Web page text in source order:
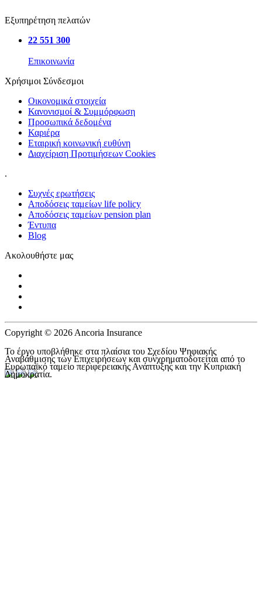
Εξυπηρέτηση πελατών
22 551 300
Επικοινωνία
Χρήσιμοι Σύνδεσμοι
Οικονομικά στοιχεία
Κανονισμοί & Συμμόρφωση
Προσωπικά δεδομένα
Καριέρα
Εταιρική κοινωνική ευθύνη
Διαχείριση Προτιμήσεων Cookies
.
Συχνές ερωτήσεις
Αποδόσεις ταμείων life policy
Αποδόσεις ταμείων pension plan
Έντυπα
Blog
Ακολουθήστε μας
Copyright © 2026 Ancoria Insurance
Το έργο υποβλήθηκε στα πλαίσια του Σχεδίου Ψηφιακής
Αναβάθμισης των Επιχειρήσεων και συνχρηματοδοτείται από το
Ευρωπαϊκό ταμείο περιφερειακής Ανάπτυξης και την Κυπριακή
Δημοκρατία.